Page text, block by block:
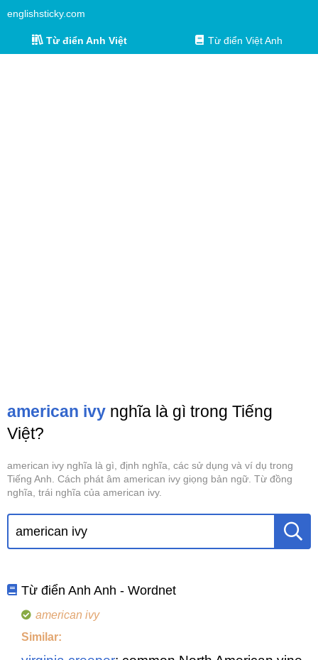
englishsticky.com
Từ điển Anh Việt Từ điển Việt Anh
american ivy nghĩa là gì trong Tiếng
Việt?
american ivy nghĩa là gì, định nghĩa, các sử dụng và ví dụ trong
Tiếng Anh. Cách phát âm american ivy giọng bản ngữ. Từ đồng
nghĩa, trái nghĩa của american ivy.
Từ điển Anh Anh - Wordnet
american ivy
Similar: